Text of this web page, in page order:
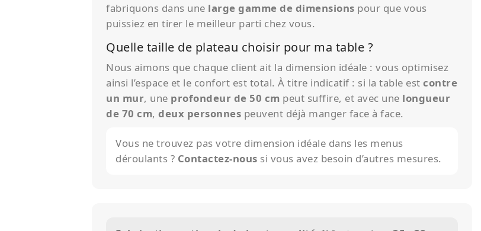
fabriquons dans une large gamme de dimensions pour que vous
puissiez en tirer le meilleur parti chez vous.
Quelle taille de plateau choisir pour ma table ?
Nous aimons que chaque client ait la dimension idéale : vous optimisez
ainsi l’espace et le confort est total. À titre indicatif : si la table est contre
un mur, une profondeur de 50 cm peut suffire, et avec une longueur
de 70 cm, deux personnes peuvent déjà manger face à face.
Vous ne trouvez pas votre dimension idéale dans les menus
déroulants ? Contactez-nous si vous avez besoin d’autres mesures.